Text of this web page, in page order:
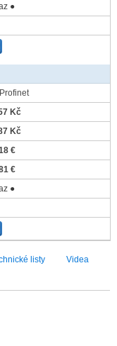
●
Kč
Kč
€
€
●
listy Videa